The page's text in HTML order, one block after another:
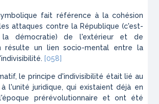
fait référence à la cohésion
attaques contre la République (c'est-
démocratie) de l'extérieur et de
résulte un lien socio-mental entre la
[058]
le principe d'indivisibilité était lié au
l'unité juridique, qui existaient déjà en
prérévolutionnaire et ont été